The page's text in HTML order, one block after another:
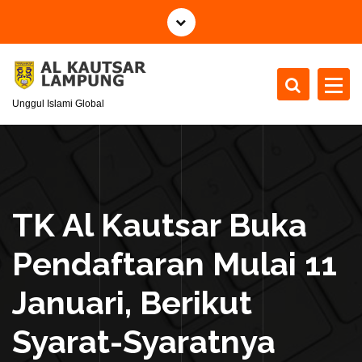
i
c
Unggul Islami Global
TK Al Kautsar Buka
Pendaftaran Mulai 11
Januari, Berikut
Syarat-Syaratnya